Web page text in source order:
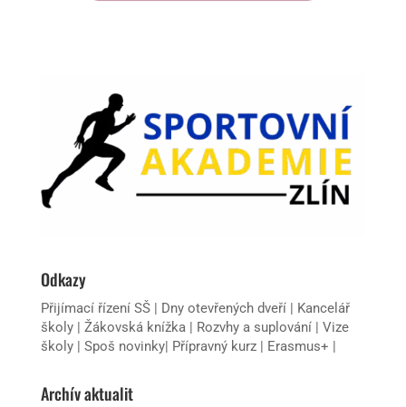
Odkazy
Přijímací řízení SŠ| Dny otevřených dveří|
Kancelář
školy| Žákovská knížka| Rozvhy a suplování
Vize
školy
Spoš novinky| Přípravný kurz| Erasmus+
Archív aktualit